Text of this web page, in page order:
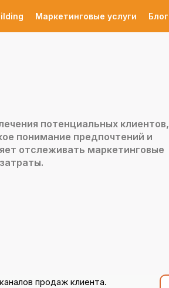
Маркетинговые услуги Блог
потенциальных клиентов,
понимание предпочтений и
отслеживать маркетинговые
продаж клиента.